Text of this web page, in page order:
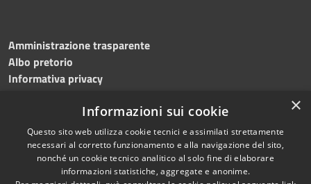
Amministrazione trasparente
Albo pretorio
Informativa privacy
Dichiarazione di accessibilità Meccanismo di feedback
RSS Copyright © 2026 • Comune di
×
Informazioni sui cookie
Questo sito web utilizza cookie tecnici e assimilati strettamente
necessari al corretto funzionamento e alla navigazione del sito,
nonché un cookie tecnico analitico al solo fine di elaborare
informazioni statistiche, aggregate e anonime.